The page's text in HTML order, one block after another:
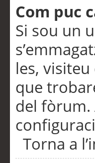
Com puc
Si sou un
les, visiteu
que
del fòrum.
Torna a